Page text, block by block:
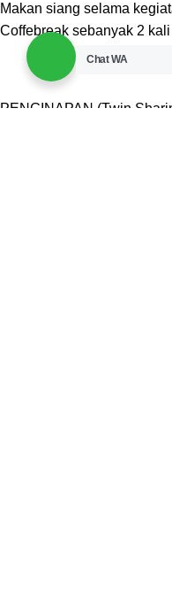
Makan siang selama
Coffebreak sebanyak 2
PENGINAPAN (Twin
Chat WA